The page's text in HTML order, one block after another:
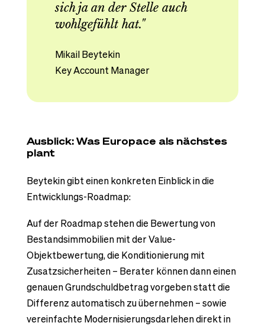
sich ja an der Stelle auch
wohlgefühlt hat."
Mikail Beytekin
Key Account Manager
Ausblick: Was Europace als nächstes
plant
Beytekin gibt einen konkreten Einblick in die
Entwicklungs-Roadmap:
Auf der Roadmap stehen die Bewertung von
Bestandsimmobilien mit der Value-
Objektbewertung, die Konditionierung mit
Zusatzsicherheiten – Berater können dann einen
genauen Grundschuldbetrag vorgeben statt die
Differenz automatisch zu übernehmen – sowie
vereinfachte Modernisierungsdarlehen direkt in